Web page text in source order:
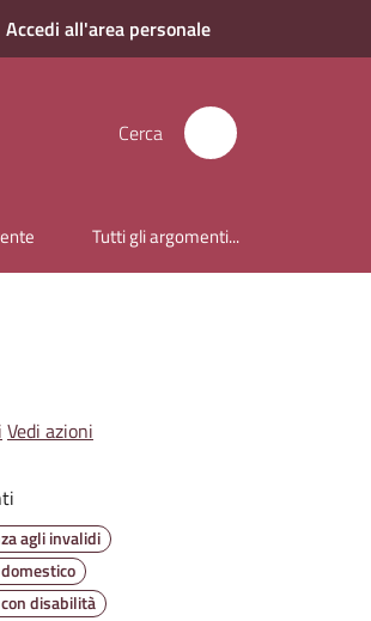
Accedi all'area personale
Cerca
Tutti gli argomenti...
Vedi azioni
agli invalidi
disabilità